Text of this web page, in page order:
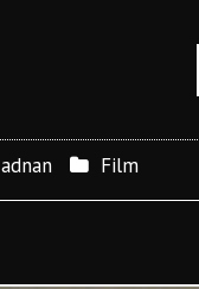
adnan Film